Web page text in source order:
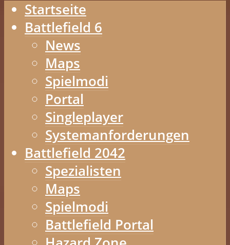
Startseite
Battlefield 6
News
Maps
Spielmodi
Portal
Singleplayer
Systemanforderungen
Battlefield 2042
Spezialisten
Maps
Spielmodi
Battlefield Portal